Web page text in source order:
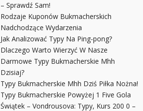
– Sprawdź Sam!
Rodzaje Kuponów Bukmacherskich
Nadchodzące Wydarzenia
Jak Analizować Typy Na Ping-pong?
Dlaczego Warto Wierzyć W Nasze
Darmowe Typy Bukmacherskie Mhh
Dzisiaj?
Typy Bukmacherskie Mhh Dziś Piłka Nożna!
Typy Bukmacherskie Powyżej 1 Five Gola
Świątek – Vondrousova: Typy, Kurs 200 0 –